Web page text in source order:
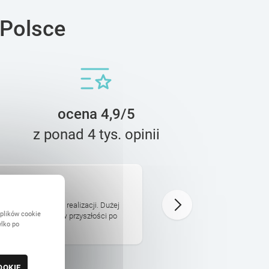
ocena 4,9/5
z ponad 4 tys. opinii
produktu i całej realizacji. Dużej
online. Wrócę w przyszłości po
Przepiekny album,
Polecam bardzo!
cookie
po